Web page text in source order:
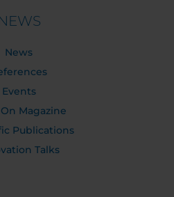
News
Events
Magazine
Publications
Talks